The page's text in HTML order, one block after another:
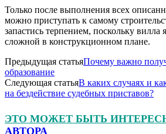
Только после выполнения всех
можно приступать к самому
запастись терпением, поскольку вилла
сложной в конструкционном плане.
Предыдущая статьяПочему важно
образование
Следующая статьяВ каких случаях и
на бездействие судебных приставов?
ЭТО МОЖЕТ БЫТЬ
АВТОРА